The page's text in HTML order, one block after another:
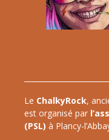
Le ChalkyRock,
est organisé par
(PSL) à Plancy-